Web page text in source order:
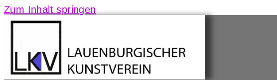
Zum Inhalt springen